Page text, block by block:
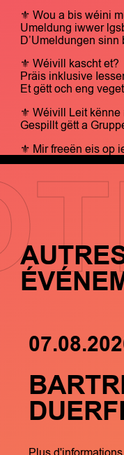
⚜ Wou a bis wéini
Umeldung iwwer
D’Umeldungen
⚜ Wéivill kascht et?
Präis inklusive
Et gëtt och eng
⚜ Wéivill Leit kënne
Gespillt gëtt a
⚜ Mir freeën eis op